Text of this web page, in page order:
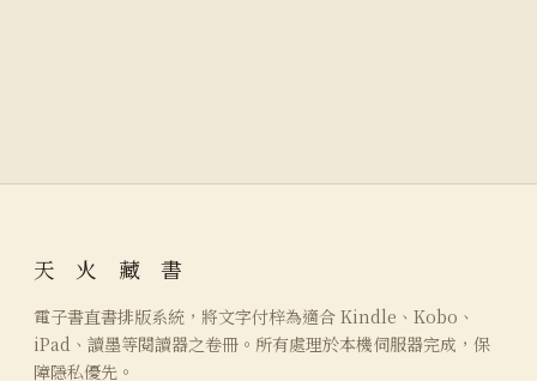
天 火 藏 書
電子書直書排版系統，將文字付梓為適合 Kindle、Kobo、
iPad、讀墨等閱讀器之卷冊。所有處理於本機伺服器完成，保
障隱私優先。